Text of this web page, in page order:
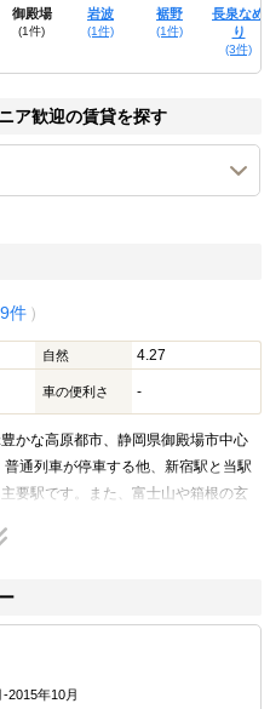
御殿場
(1件)
岩波
(1件)
裾野
(1件)
長泉なめ
り
(3件)
ア歓迎の賃貸を探す
件 ）
自然 4.27
車の便利さ -
かな高原都市、静岡県御殿場市中心
通列車が停車する他、新宿駅と当駅
要駅です。また、富士山や箱根の玄
山口側からは富士急行、富士急シテ
います。
くつかの商店街が延びており飲食店
394号線沿いにはスーパーマーケッ
ます。
2015年10月